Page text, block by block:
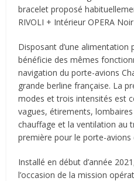
bracelet proposé
RIVOLI + Intérieur OPERA
Disposant d’une
bénéficie des mêmes
navigation du porte-avions
grande berline française. La
modes et trois intensités est
vagues, étirements,
chauffage et la ventilation au
première pour le porte-
Installé en début d’année
l’occasion de la mission